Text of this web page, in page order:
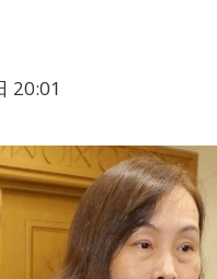
20:01